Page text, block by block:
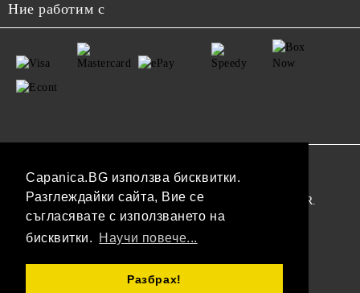
Capanica.BG използва бисквитки.
Разглеждайки сайта, Вие се
съгласявате с използването на
бисквитки.
Научи повече...
Разбрах!
Ние работим с
Нашият онлайн магазин е 100% съобразен с GDPR.
Моите лични данни